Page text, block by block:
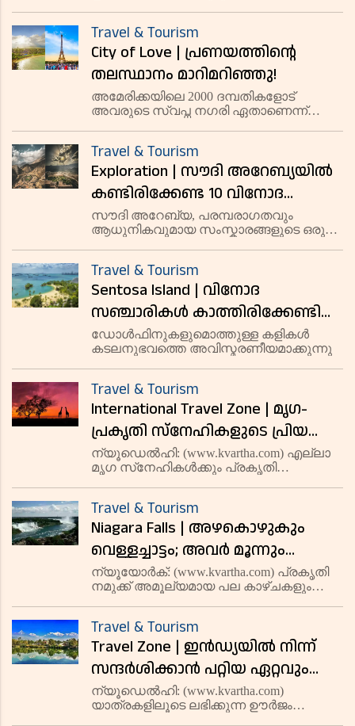
Travel & Tourism
City of Love | പ്രണയത്തിന്റെ
തലസ്ഥാനം മാറിമറിഞ്ഞു!
അമേരിക്കയിലെ 2000 ദമ്പതികളോട്
അവരുടെ സ്വപ്ന നഗരി ഏതാണെന്ന്
Travel & Tourism
Exploration | സൗദി അറേബ്യയിൽ
കണ്ടിരിക്കേണ്ട 10 വിനോദ
സഞ്ചാര കേന്ദ്രങ്ങൾ
സൗദി അറേബ്യ, പരമ്പരാഗതവും
ആധുനികവുമായ സംസ്കാരങ്ങളുടെ ഒരു
പ്രകൃതിദൃശ്യങ്ങൾ ഇവിടെ കാണാം.
ചരിത്ര സ്മാരകങ്ങളും ആധുനിക
നഗരങ്ങളും ഇവിടത്തെ സഞ്ചാ
Travel & Tourism
Sentosa Island | വിനോദ
സഞ്ചാരികള്‍ കാത്തിരിക്കേണ്ടി
വരും; സിംഗപുരിലെ സെന്റോസ
ദ്വീപിലെ ബീചുകള്‍
താത്ക്കാലികമായി അടച്ചു
ഡോള്‍ഫിനുകളുമൊത്തുള്ള കളികള്‍
കടലനുഭവത്തെ അവിസ്മരണീയമാക്കുന്നു
Travel & Tourism
International Travel Zone | മൃഗ-
പ്രകൃതി സ്‌നേഹികളുടെ പ്രിയ
ഇടം; ചിലവും കുറവ്; യാത്ര
തിരിക്കാം കെനിയിലേക്ക്
ന്യൂഡെല്‍ഹി: (www.kvartha.com) എല്ലാ
മൃഗ സ്‌നേഹികള്‍ക്കും പ്രകൃതി
ഇന്‍ഡ്യയില്‍ നിന്ന് സന്ദര്‍ശിക്കാന്‍ പറ്റിയ
ഏറ്റവും നിരക്ക് കുറഞ്ഞ രാജ്യങ്ങളു
Travel & Tourism
Niagara Falls | അഴകൊഴുകും
വെള്ളച്ചാട്ടം; അവര്‍ മൂന്നും
ചേര്‍ന്നാല്‍ നയാഗ്രയായി;
നയനമനോഹര കാഴ്ചയുടെ
വിശേഷങ്ങള്‍
ന്യൂയോര്‍ക്: (www.kvartha.com) പ്രകൃതി
നമുക്ക് അമൂല്യമായ പല കാഴ്ചകളും
മരുഭൂമികള്‍, വെള്ളച്ചാട്ടങ്ങള്‍, അങ്ങനെ
പലതും. അവയി
Travel & Tourism
Travel Zone | ഇന്‍ഡ്യയില്‍ നിന്ന്
സന്ദര്‍ശിക്കാന്‍ പറ്റിയ ഏറ്റവും
ചിലവ് കുറഞ്ഞ 12 രാജ്യങ്ങള്‍;
അവിടുത്തെ വിശേഷങ്ങളും
ന്യൂഡെല്‍ഹി: (www.kvartha.com)
യാത്രകളിലൂടെ ലഭിക്കുന്ന ഊര്‍ജം